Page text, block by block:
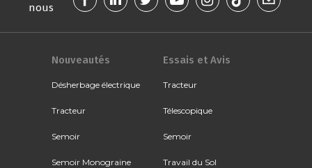
nous
Nouveautés
Désherbage électrique
Tracteur
Semoir
Semoir Monograine
Essais et Avis
Tracteur
Télescopique
Semoir
Travail du Sol